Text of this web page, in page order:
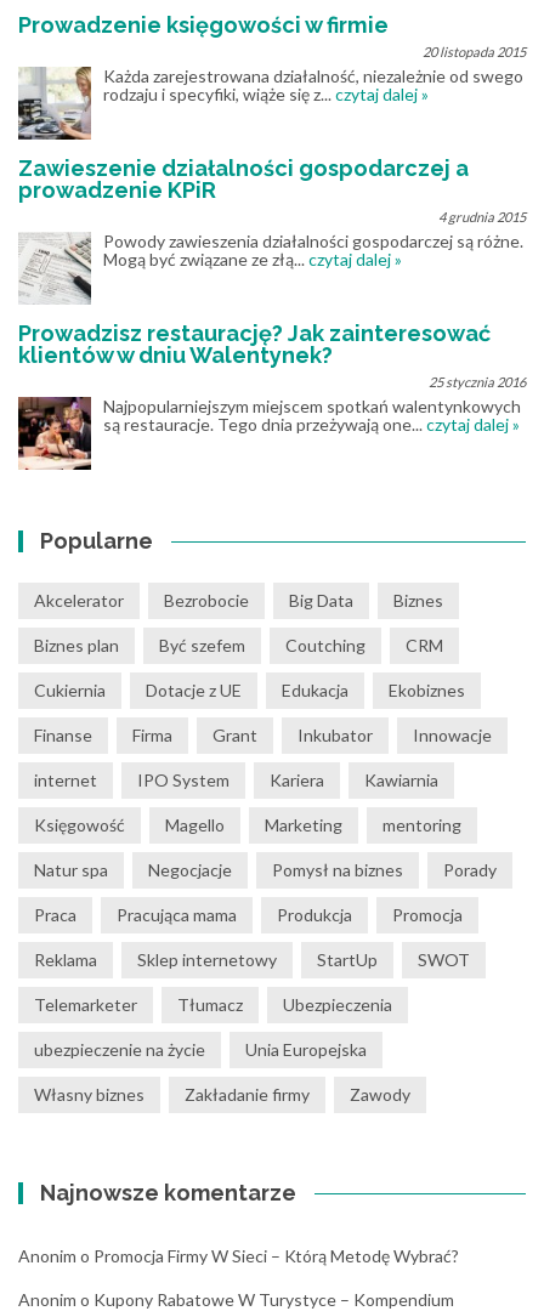
Prowadzenie księgowości w firmie
20 listopada 2015
Każda zarejestrowana działalność, niezależnie od swego
rodzaju i specyfiki, wiąże się z...czytaj dalej »
Zawieszenie działalności gospodarczej a
prowadzenie KPiR
4 grudnia 2015
Powody zawieszenia działalności gospodarczej są różne.
Mogą być związane ze złą...czytaj dalej »
Prowadzisz restaurację? Jak zainteresować
klientów w dniu Walentynek?
25 stycznia 2016
Najpopularniejszym miejscem spotkań walentynkowych
są restauracje. Tego dnia przeżywają one...czytaj dalej »
Popularne
Akcelerator Bezrobocie Big Data Biznes
Biznes plan Być szefem Coutching CRM
Cukiernia Dotacje z UE Edukacja Ekobiznes
Finanse Firma Grant Inkubator Innowacje
internet IPO System Kariera Kawiarnia
Księgowość Magello Marketing mentoring
Natur spa Negocjacje Pomysł na biznes Porady
Praca Pracująca mama Produkcja Promocja
Reklama Sklep internetowy StartUp SWOT
Telemarketer Tłumacz Ubezpieczenia
ubezpieczenie na życie Unia Europejska
Własny biznes Zakładanie firmy Zawody
Najnowsze komentarze
Anonim o Promocja Firmy W Sieci – Którą Metodę Wybrać?
Anonim o Kupony Rabatowe W Turystyce – Kompendium